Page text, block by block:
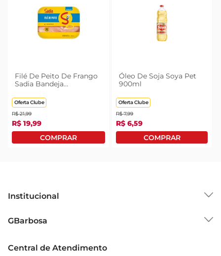
Filé De Peito De Frango
Sadia Bandeja
Oferta Clube
R$ 21,99
R$ 19,99
Óleo De Soja Soya Pet
900ml
Oferta Clube
R$ 7,99
R$ 6,59
Institucional
Grupo Cencosud
Sobre Privacidade
GBarbosa
Garantia Estendida
Central de Atendimento